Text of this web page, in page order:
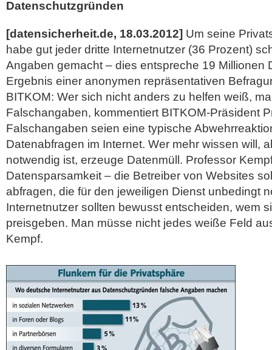
Datenschutzgründen
[datensicherheit.de, 18.03.2012] Um seine
habe gut jeder dritte Internetnutzer (36 Prozent)
Angaben gemacht – dies entspreche 19 Millionen
Ergebnis einer anonymen repräsentativen
BITKOM: Wer sich nicht anders zu helfen weiß,
Falschangaben, kommentiert BITKOM-Präsident
Falschangaben seien eine typische
Datenabfragen im Internet. Wer mehr wissen will,
notwendig ist, erzeuge Datenmüll. Professor
Datensparsamkeit – die Betreiber von Websites
abfragen, die für den jeweiligen Dienst unbedingt
Internetnutzer sollten bewusst entscheiden, wem
preisgeben. Man müsse nicht jedes weiße Feld
Kempf.